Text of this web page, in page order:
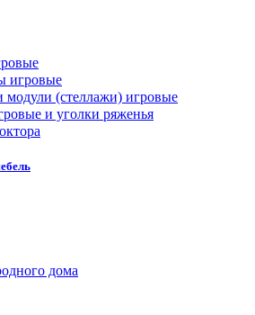
игровые
(стеллажи) игровые
и уголки ряженья
дома